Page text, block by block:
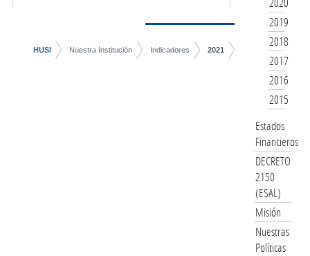
HUSI Nuestra Institución Indicadores 2021
2019
2018
2017
2016
2015
Estados
Financieros
DECRETO
2150
(ESAL)
Misión
Nuestras
Políticas